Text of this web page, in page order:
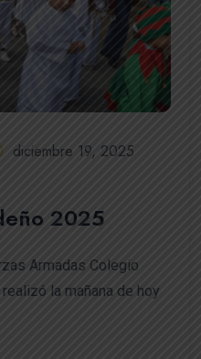
diciembre 19, 2025
2025
Armadas Colegio
la mañana de hoy